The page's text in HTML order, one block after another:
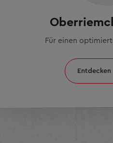
Für einen
Entdecken